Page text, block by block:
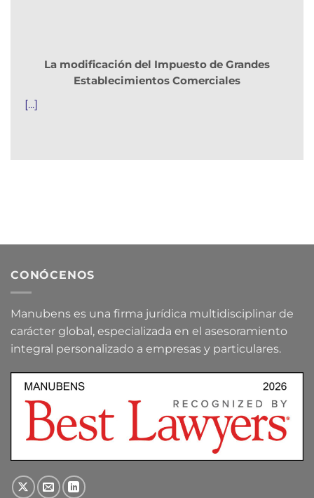
La modificación del Impuesto de Grandes
Establecimientos Comerciales
[...]
CONÓCENOS
Manubens es una firma jurídica multidisciplinar de
carácter global, especializada en el asesoramiento
integral personalizado a empresas y particulares.